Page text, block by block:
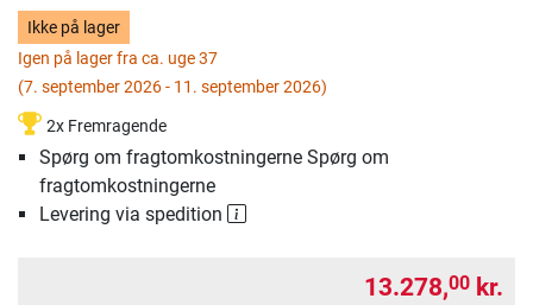
Ikke på lager
Igen på lager fra ca. uge 37
(7. september 2026 - 11. september 2026)
2x Fremragende
Spørg om fragtomkostningerne Spørg om
fragtomkostningerne
Levering via spedition
13.278,00 kr.